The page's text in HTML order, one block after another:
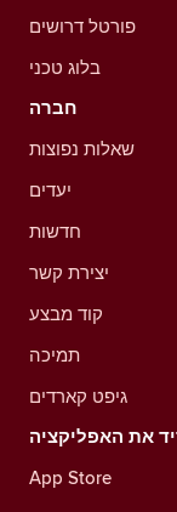
פורטל דרושים
בלוג טכני
חברה
שאלות נפוצות
יעדים
חדשות
יצירת קשר
קוד מבצע
תמיכה
גיפט קארדים
App Store